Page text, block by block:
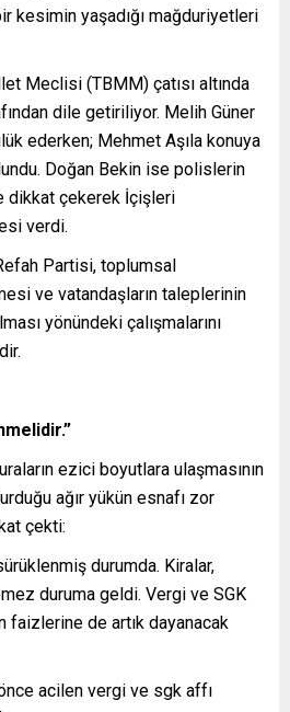
kesimin yaşadığı mağduriyetleri
Meclisi (TBMM) çatısı altında
dile getiriliyor. Melih Güner
ederken; Mehmet Aşıla konuya
Doğan Bekin ise polislerin
dikkat çekerek İçişleri
verdi.
Partisi, toplumsal
ve vatandaşların taleplerinin
yönündeki çalışmalarını
ezici boyutlara ulaşmasının
ağır yükün esnafı zor
çekti:
durumda. Kiralar,
duruma geldi. Vergi ve SGK
faizlerine de artık dayanacak
acilen vergi ve sgk affı